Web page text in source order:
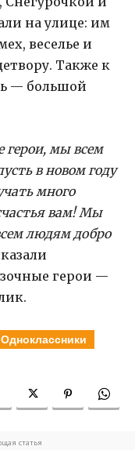
на улице: им
веселье и
Также к
— большой
герои, мы всем
в новом году
много
вам! Мы
людям добро
герои —
Одноклассники
статья